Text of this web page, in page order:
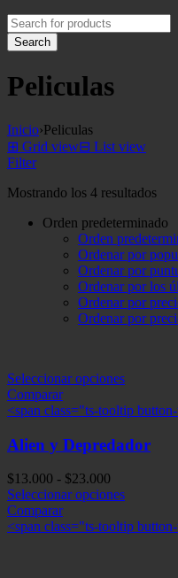
Peliculas
Inicio›Peliculas
⊞ Grid view⊟ List view
Filter
Mostrando los 4 resultados
Orden predeterminado
Orden
Ordenar por
Ordenar por
Ordenar por los
Ordenar por
Ordenar por
Seleccionar opciones
Comparar
<span class="ts-tooltip
Alien y Depredador
$13.000 - $23.000
de
desde
Seleccionar opciones
Comparar
<span class="ts-tooltip